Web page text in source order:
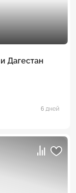
Дагестан
6 дней